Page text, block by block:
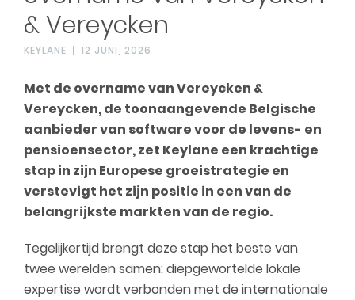
& Vereycken
KEYLANE 12 JUNI, 2026
Met de overname van Vereycken &
Vereycken, de toonaangevende Belgische
aanbieder van software voor de levens- en
pensioensector, zet Keylane een krachtige
stap in zijn Europese groeistrategie en
verstevigt het zijn positie in een van de
belangrijkste markten van de regio.
Tegelijkertijd brengt deze stap het beste van
twee werelden samen: diepgewortelde lokale
expertise wordt verbonden met de internationale